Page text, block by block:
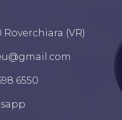
(VR)
6550